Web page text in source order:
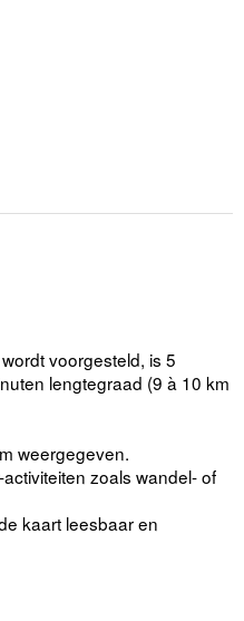
voorgesteld, is 5
lengtegraad (9 à 10 km
weergegeven.
zoals wandel- of
kaart leesbaar en